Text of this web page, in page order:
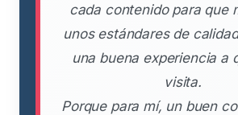
cada contenido para que
unos estándares de
una buena experiencia a
visita.
Porque para mí, un buen